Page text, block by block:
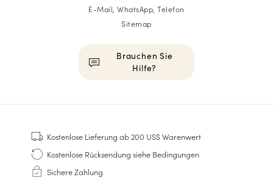
E-Mail, WhatsApp, Telefon
Sitemap
Brauchen Sie
Hilfe?
Sneakers
Goodyear genäht
Derbys & Richelieu
Richelieu-Herrenschuhe
Kostenlose Lieferung ab 200 US$ Warenwert
Kostenlose Rücksendung siehe Bedingungen
Sichere Zahlung